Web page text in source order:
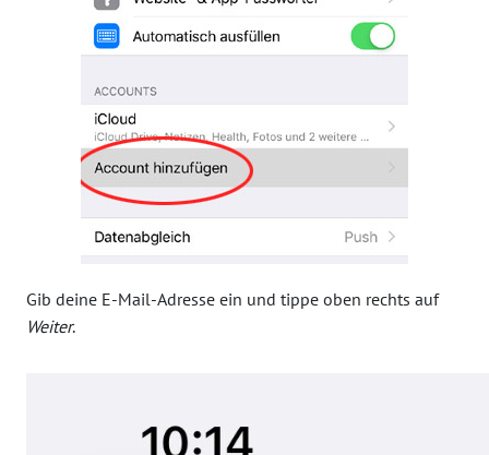
Gib deine E-Mail-Adresse ein und tippe oben rechts auf
Weiter.